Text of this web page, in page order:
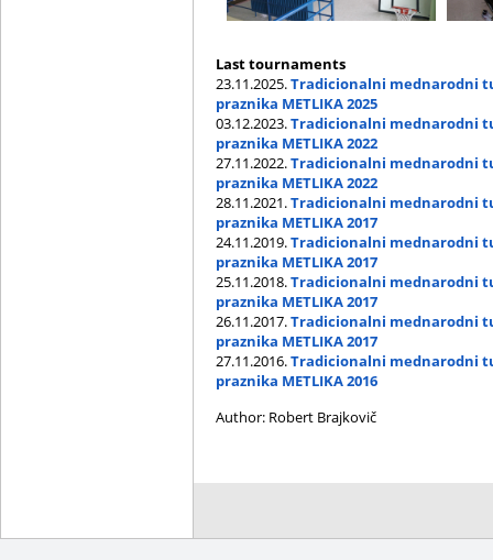
Last tournaments
23.11.2025.Tradicionalni mednarodni
praznika METLIKA 2025
03.12.2023.Tradicionalni mednarodni
praznika METLIKA 2022
27.11.2022.Tradicionalni mednarodni
praznika METLIKA 2022
28.11.2021.Tradicionalni mednarodni
praznika METLIKA 2017
24.11.2019.Tradicionalni mednarodni
praznika METLIKA 2017
25.11.2018.Tradicionalni mednarodni
praznika METLIKA 2017
26.11.2017.Tradicionalni mednarodni
praznika METLIKA 2017
27.11.2016.Tradicionalni mednarodni
praznika METLIKA 2016
Author: Robert Brajkovič